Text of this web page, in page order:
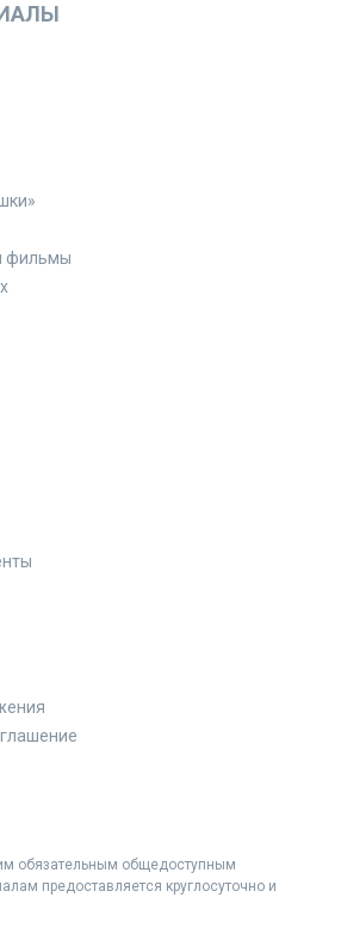
фильмы
обязательным общедоступным
предоставляется круглосуточно и